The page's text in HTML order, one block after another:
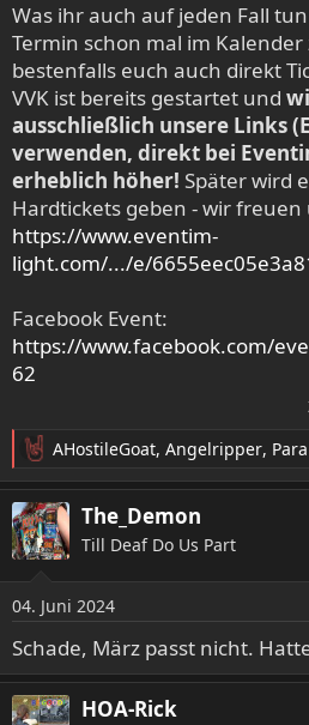
Was ihr auch auf jeden Fall
Termin schon mal im
bestenfalls euch auch direkt
VVK ist bereits gestartet und
ausschließlich unsere Links
verwenden, direkt bei
erheblich höher! Später wird
Hardtickets geben - wir
https://www.eventim-
light.com/.../e/
Facebook Event:
https://www.facebook.com/
62
R
e
a
k
t
n
e
n
:
AHostileGoat, Angelripper, Para
The_Demon
Till Deaf Do Us Part
04. Juni 2024
Schade, März passt nicht.
HOA-Rick